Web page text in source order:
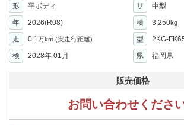
形 平ボディ サ
中型
年
2026(R08) 積 3,250kg
走 0.1万km (実走行距離) 型
2KG-
検
2028年 01月 県 福岡県
販売価格
お問い合わせください